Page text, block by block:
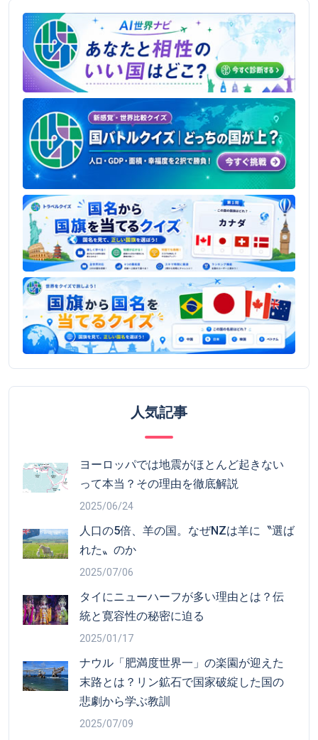
人気記事
ヨーロッパでは地震がほとんど起きない
って本当？その理由を徹底解説
2025/06/24
人口の5倍、羊の国。なぜNZは羊に〝選ば
れた〟のか
2025/07/06
タイにニューハーフが多い理由とは？伝
統と寛容性の秘密に迫る
2025/01/17
ナウル「肥満度世界一」の楽園が迎えた
末路とは？リン鉱石で国家破綻した国の
悲劇から学ぶ教訓
2025/07/09